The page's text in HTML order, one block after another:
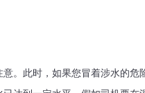
此时，如果您冒着涉水的危